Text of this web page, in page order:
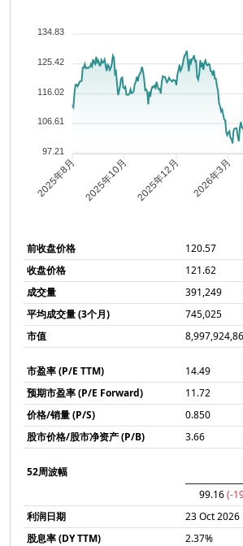
134.83
125.42
116.02
106.61
97.21
2025年8月 2025年10月 2025年12月 2026年3月
前收盘价格
120.57
收盘价格
121.62
成交量
391,249
平均成交量 (3个月)
745,025
市值
市盈率 (P/E TTM)
14.49
预期市盈率 (P/E Forward)
11.72
价格/销量 (P/S)
0.850
股市价格/股市净资产 (P/B)
3.66
52周波幅
99.16(-
利润日期
23 Oct 2026
股息率 (DY TTM)
2.37%